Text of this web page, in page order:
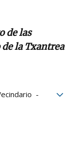
de las
la Txantrea